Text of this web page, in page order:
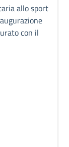
allo sport
con il